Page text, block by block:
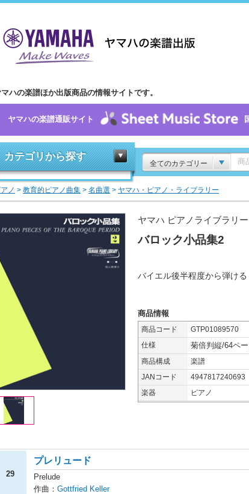
マハの楽譜ほか出版商品の情報サイトです。
ヤマハの楽譜通販サイト
カテゴリから探す
全てのカテゴリー
ノ > 教育的ピアノ曲集 > 名曲選 > ヤマハ・ピアノ・ライブラリー
ヤマハ ピアノライブラリー
バロック小品集2
バイエル後半程度から弾け
商品情報
商品コード GTP01089570
仕様
菊倍判縦/64ペ
商品構成
楽譜
JANコード
4947817240693
楽器
ピアノ
29
プレリュード
Prelude
作曲： Gottfried Keller